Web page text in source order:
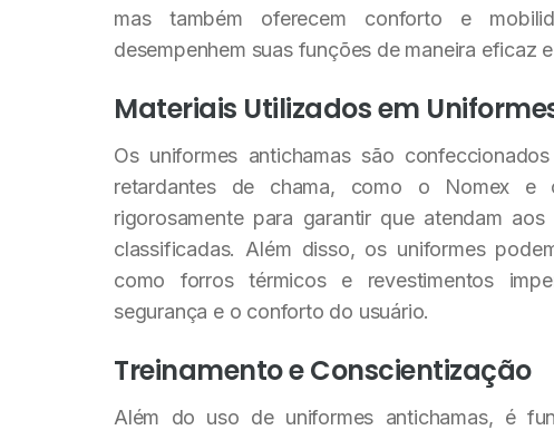
mas também oferecem conforto e
desempenhem suas funções de maneira eficaz
Materiais Utilizados em
Os uniformes antichamas são
retardantes de chama, como o Nomex e
rigorosamente para garantir que atendam
classificadas. Além disso, os uniformes
como forros térmicos e revestimentos
segurança e o conforto do usuário.
Treinamento e Conscientização
Além do uso de uniformes antichamas, é